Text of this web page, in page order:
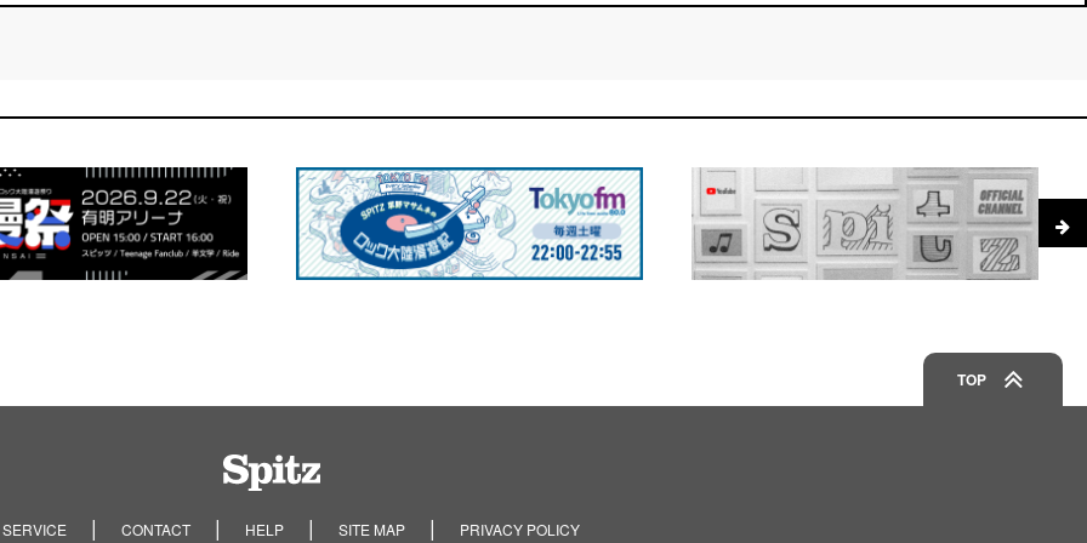
TOP
CONTACT HELP SITE MAP PRIVACY POLICY